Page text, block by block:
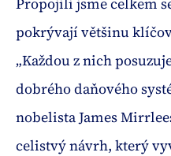
pokrývají většinu
„Každou z nich
dobrého daňového
nobelista James
celistvý návrh, který